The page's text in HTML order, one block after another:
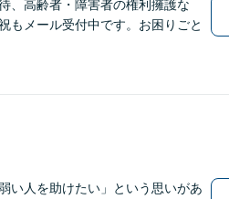
、高齢者・障害者の権利擁護な
もメール受付中です。お困りごと
い人を助けたい」という思いがあ